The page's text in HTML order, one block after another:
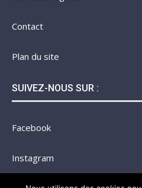
Contact
Plan du site
SUIVEZ-NOUS SUR :
Facebook
Instagram